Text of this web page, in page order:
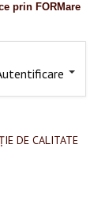
prin FORMare
DE CALITATE